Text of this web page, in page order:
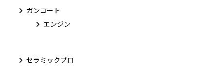
ガンコート
エンジン
セラミックプロ